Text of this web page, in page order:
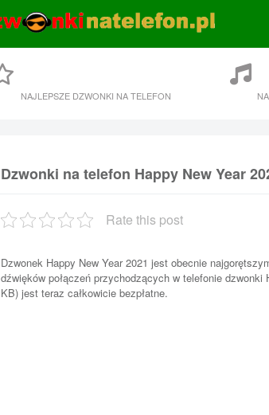
NAJLEPSZE DZWONKI NA TELEFON
Dzwonki na telefon Happy New Year
Rate this post
Dzwonek Happy New Year 2021 jest obecnie
dźwięków połączeń przychodzących w telefonie dzwonki
KB) jest teraz całkowicie bezpłatne.